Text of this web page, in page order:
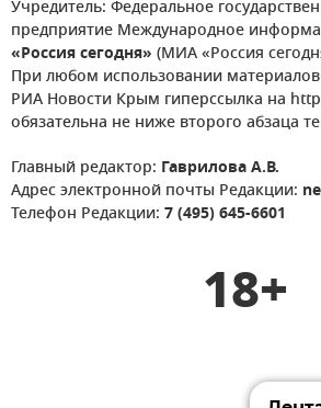
Учредитель: Федеральное
предприятие Международное
«Россия сегодня» (МИА «Россия
При любом использовании материалов
РИА Новости Крым гиперссылка на
обязательна не ниже второго абзаца
Главный редактор: Гаврилова А.В.
Адрес электронной почты Редакции:
Телефон Редакции: 7 (495) 645-6601
18+